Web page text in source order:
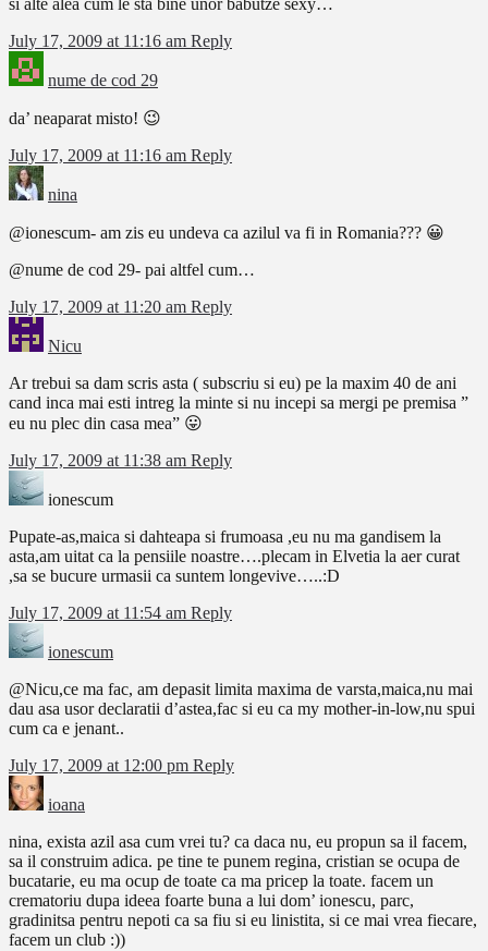
si alte alea cum le sta bine unor babutze sexy…
July 17, 2009 at 11:16 am Reply
nume de cod 29
da’ neaparat misto! 😉
July 17, 2009 at 11:16 am Reply
nina
@ionescum- am zis eu undeva ca azilul va fi in Romania??? 😀
@nume de cod 29- pai altfel cum…
July 17, 2009 at 11:20 am Reply
Nicu
Ar trebui sa dam scris asta ( subscriu si eu) pe la maxim 40 de ani
cand inca mai esti intreg la minte si nu incepi sa mergi pe premisa ”
eu nu plec din casa mea” 😛
July 17, 2009 at 11:38 am Reply
ionescum
Pupate-as,maica si dahteapa si frumoasa ,eu nu ma gandisem la
asta,am uitat ca la pensiile noastre….plecam in Elvetia la aer curat
,sa se bucure urmasii ca suntem longevive…..:D
July 17, 2009 at 11:54 am Reply
ionescum
@Nicu,ce ma fac, am depasit limita maxima de varsta,maica,nu mai
dau asa usor declaratii d’astea,fac si eu ca my mother-in-low,nu spui
cum ca e jenant..
July 17, 2009 at 12:00 pm Reply
ioana
nina, exista azil asa cum vrei tu? ca daca nu, eu propun sa il facem,
sa il construim adica. pe tine te punem regina, cristian se ocupa de
bucatarie, eu ma ocup de toate ca ma pricep la toate. facem un
crematoriu dupa ideea foarte buna a lui dom’ ionescu, parc,
gradinitsa pentru nepoti ca sa fiu si eu linistita, si ce mai vrea fiecare,
facem un club :))